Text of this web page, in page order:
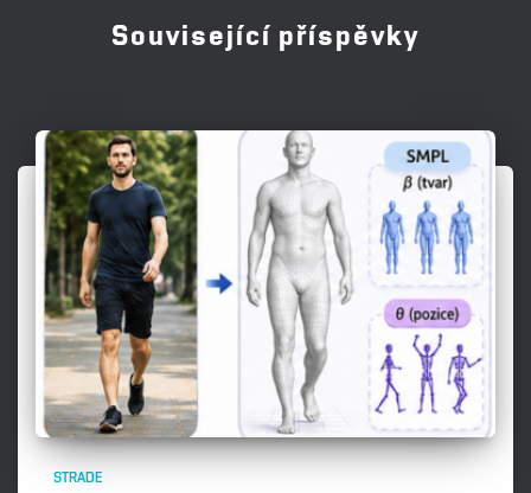
Související příspěvky
STRADE